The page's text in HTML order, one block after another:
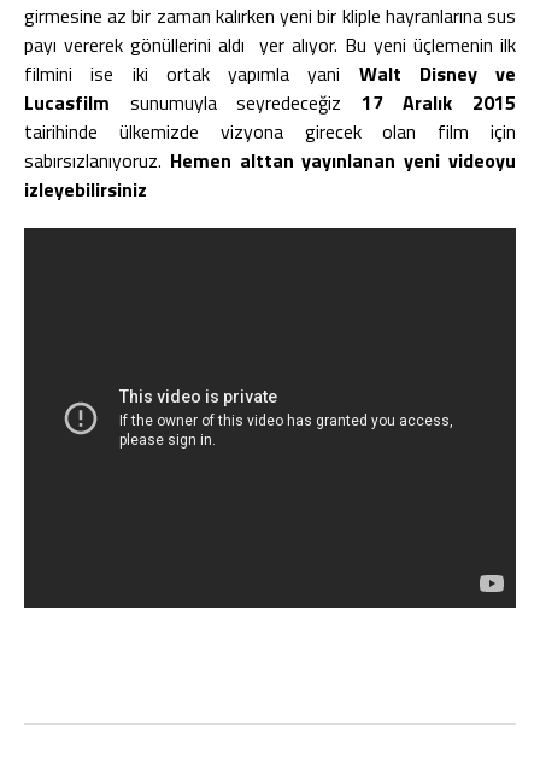
girmesine az bir zaman kalırken yeni bir kliple hayranlarına sus
payı vererek gönüllerini aldı yer alıyor. Bu yeni üçlemenin ilk
filmini ise iki ortak yapımla yani Walt Disney ve
Lucasfilm sunumuyla seyredeceğiz 17 Aralık 2015
tairihinde
ülkemizde vizyona girecek olan film için
sabırsızlanıyoruz. Hemen alttan yayınlanan yeni videoyu
izleyebilirsiniz